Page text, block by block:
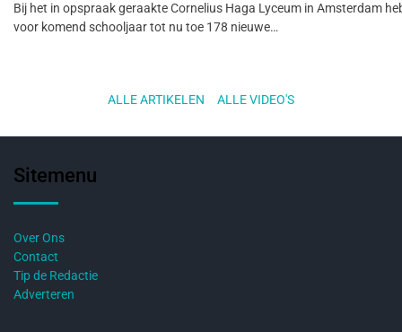
Bij het in opspraak geraakte Cornelius Haga Lyceum in Amsterdam
voor komend schooljaar tot nu toe 178 nieuwe…
ALLE ARTIKELEN ALLE VIDEO'S
Sitemenu
Over Ons
Contact
Tip de Redactie
Adverteren